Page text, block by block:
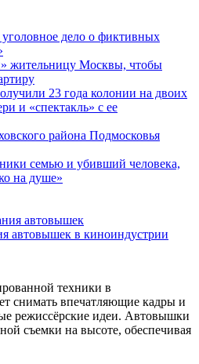
дело о фиктивных
жительницу Москвы, чтобы
23 года колонии на двоих
и «спектакль» с ее
района Подмосковья
семью и убивший человека,
на душе»
автовышек в киноиндустрии
техники в
снимать впечатляющие кадры и
режиссёрские идеи. Автовышки
съемки на высоте, обеспечивая